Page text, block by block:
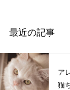
最近の記事
ア
猫